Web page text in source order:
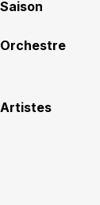
Saison
Orchestre
Artistes